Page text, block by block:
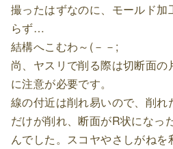
撮ったはずなのに、モールド加
らず…
結構へこむわ～(－－;
尚、ヤスリで削る際は切断面の
に注意が必要です。
線の付近は削れ易いので、削
だけが削れ、断面がR状になっ
んでした。スコヤやさしがねを